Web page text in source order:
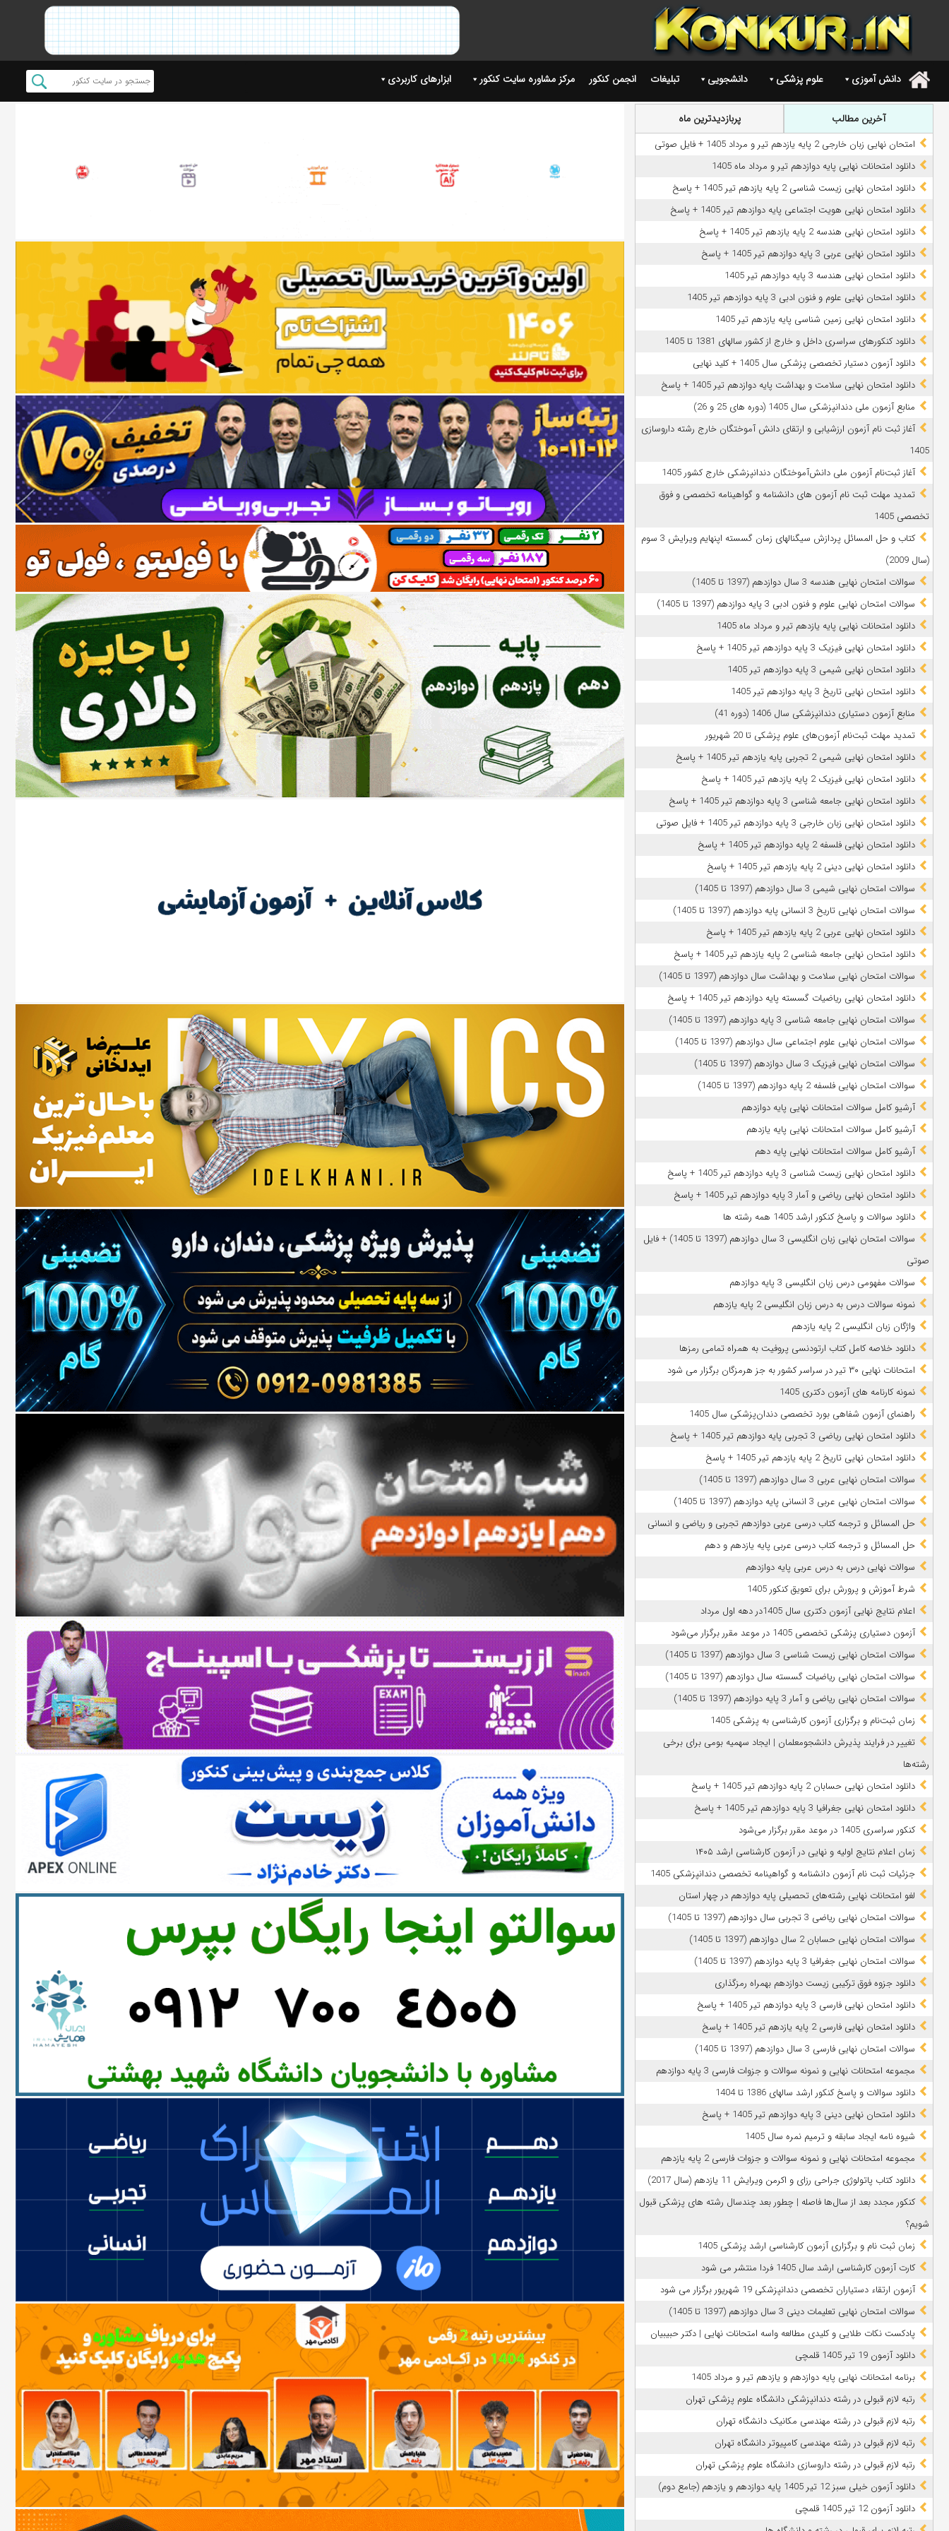
. دانش آموزی علوم پزشکی دانشجویی تبلیغات انجمن کنکور مرکز مشاوره سایت کنکور ابزارهای کاربردی
آخرین مطالب پربازدیدترین ماه
امتحان نهایی زبان خارجی 2 پایه یازدهم تیر و مرداد 1405 + فایل صوتی
دانلود امتحانات نهایی پایه دوازدهم تیر و مرداد ماه 1405
دانلود امتحان نهایی زیست شناسی 2 پایه یازدهم تیر 1405 + پاسخ
دانلود امتحان نهایی هویت اجتماعی پایه دوازدهم تیر 1405 + پاسخ
دانلود امتحان نهایی هندسه 2 پایه یازدهم تیر 1405 + پاسخ
دانلود امتحان نهایی عربی 3 پایه دوازدهم تیر 1405 + پاسخ
دانلود امتحان نهایی هندسه 3 پایه دوازدهم تیر 1405
دانلود امتحان نهایی علوم و فنون ادبی 3 پایه دوازدهم تیر 1405
دانلود امتحان نهایی زمین شناسی پایه یازدهم تیر 1405
دانلود کنکورهای سراسری داخل و خارج از کشور سالهای 1381 تا 1405
دانلود آزمون دستیار تخصصی پزشکی سال 1405 + کلید نهایی
دانلود امتحان نهایی سلامت و بهداشت پایه دوازدهم تیر 1405 + پاسخ
ﻣﻨﺎﺑﻊ آزﻣﻮن ﻣﻠﯽ دندانپزشکی سال 1405 (دوره های 25 و 26)
آغاز ثبت نام آزمون‌ ارزشیابی و ارتقای دانش آموختگان خارج رشته داروسازی
1405
آغاز ثبت‌نام آزمون ملی دانش‌آموختگان دندانپزشکی خارج کشور 1405
تمدید مهلت ثبت نام آزمون های دانشنامه و گواهینامه تخصصی و فوق
تخصصی 1405
کتاب و حل المسائل پردازش سیگنالهای زمان گسسته اپنهایم ویرایش 3 سوم
(سال 2009)
سوالات امتحان نهایی هندسه 3 سال دوازدهم (1397 تا 1405)
سوالات امتحان نهایی علوم و فنون ادبی 3 پایه دوازدهم (1397 تا 1405)
دانلود امتحانات نهایی پایه یازدهم تیر و مرداد ماه 1405
دانلود امتحان نهایی فیزیک 3 پایه دوازدهم تیر 1405 + پاسخ
دانلود امتحان نهایی شیمی 3 پایه دوازدهم تیر 1405
دانلود امتحان نهایی تاریخ 3 پایه دوازدهم تیر 1405
منابع آزمون دستیاری دندانپزشکی سال 1406 (دوره 41)
تمدید مهلت ثبت‌نام آزمون‌های علوم پزشکی تا 20 شهریور
دانلود امتحان نهایی شیمی 2 تجربی پایه یازدهم تیر 1405 + پاسخ
دانلود امتحان نهایی فیزیک 2 پایه یازدهم تیر 1405 + پاسخ
دانلود امتحان نهایی جامعه شناسی 3 پایه دوازدهم تیر 1405 + پاسخ
دانلود امتحان نهایی زبان خارجی 3 پایه دوازدهم تیر 1405 + فایل صوتی
دانلود امتحان نهایی فلسفه 2 پایه دوازدهم تیر 1405 + پاسخ
دانلود امتحان نهایی دینی 2 پایه یازدهم تیر 1405 + پاسخ
سوالات امتحان نهایی شیمی 3 سال دوازدهم (1397 تا 1405)
سوالات امتحان نهایی تاریخ 3 انسانی پایه دوازدهم (1397 تا 1405)
دانلود امتحان نهایی عربی 2 پایه یازدهم تیر 1405 + پاسخ
دانلود امتحان نهایی جامعه شناسی 2 پایه یازدهم تیر 1405 + پاسخ
سوالات امتحان نهایی سلامت و بهداشت سال دوازدهم (1397 تا 1405)
دانلود امتحان نهایی ریاضیات گسسته پایه دوازدهم تیر 1405 + پاسخ
سوالات امتحان نهایی جامعه شناسی 3 پایه دوازدهم (1397 تا 1405)
سوالات امتحان نهایی علوم اجتماعی سال دوازدهم (1397 تا 1405)
سوالات امتحان نهایی فیزیک 3 سال دوازدهم (1397 تا 1405)
سوالات امتحان نهایی فلسفه 2 پایه دوازدهم (1397 تا 1405)
آرشیو کامل سوالات امتحانات نهایی پایه دوازدهم
آرشیو کامل سوالات امتحانات نهایی پایه یازدهم
آرشیو کامل سوالات امتحانات نهایی پایه دهم
دانلود امتحان نهایی زیست شناسی 3 پایه دوازدهم تیر 1405 + پاسخ
دانلود امتحان نهایی ریاضی و آمار 3 پایه دوازدهم تیر 1405 + پاسخ
دانلود سوالات و پاسخ کنکور ارشد 1405 همه رشته ها
سوالات امتحان نهایی زبان انگلیسی 3 سال دوازدهم (1397 تا 1405) + فایل
صوتی
سوالات مفهومی درس زبان انگلیسی 3 پایه دوازدهم
نمونه سوالات درس به درس زبان انگلیسی 2 پایه یازدهم
واژگان زبان انگلیسی 2 پایه یازدهم
دانلود خلاصه کامل کتاب ارتودنسی پروفیت به همراه تمامی رمزها
امتحانات نهایی ۳۰ تیر در سراسر کشور به جز هرمزگان برگزار می شود
نمونه کارنامه های آزمون دکتری 1405
راهنمای آزمون شفاهی بورد تخصصی دندان‌پزشکی سال 1405
دانلود امتحان نهایی ریاضی 3 تجربی پایه دوازدهم تیر 1405 + پاسخ
دانلود امتحان نهایی تاریخ 2 پایه یازدهم تیر 1405 + پاسخ
سوالات امتحان نهایی عربی 3 سال دوازدهم (1397 تا 1405)
سوالات امتحان نهایی عربی 3 انسانی پایه دوازدهم (1397 تا 1405)
حل المسائل و ترجمه کتاب درسی عربی دوازدهم تجربی و ریاضی و انسانی
حل المسائل و ترجمه کتاب درسی عربی پایه یازدهم و دهم
سوالات نهایی درس به درس عربی پایه دوازدهم
شرط آموزش و پرورش برای تعویق کنکور 1405
اعلام نتایج نهایی آزمون دکتری سال 1405در دهه اول مرداد
آزمون دستیاری پزشکی تخصصی 1405 در موعد مقرر برگزار می‌شود
سوالات امتحان نهایی زیست شناسی 3 سال دوازدهم (1397 تا 1405)
سوالات امتحان نهایی ریاضیات گسسته سال دوازدهم (1397 تا 1405)
سوالات امتحان نهایی ریاضی و آمار 3 پایه دوازدهم (1397 تا 1405)
زمان ثبت‌نام و برگزاری آزمون کارشناسی به پزشکی 1405
تغییر در فرایند پذیرش دانشجومعلمان | ایجاد سهمیه بومی برای برخی
رشته‌ها
دانلود امتحان نهایی حسابان 2 پایه دوازدهم تیر 1405 + پاسخ
دانلود امتحان نهایی جغرافیا 3 پایه دوازدهم تیر 1405 + پاسخ
کنکور سراسری 1405 در موعد مقرر برگزار می‌شود
زمان اعلام نتایج اولیه و نهایی در آزمون کارشناسی ارشد ۱۴۰۵
جزئیات ثبت نام آزمون دانشنامه و گواهینامه تخصصی دندانپزشکی 1405
لغو امتحانات نهایی رشته‌های تحصیلی پایه دوازدهم در چهار استان
سوالات امتحان نهایی ریاضی 3 تجربی سال دوازدهم (1397 تا 1405)
سوالات امتحان نهایی حسابان 2 سال دوازدهم (1397 تا 1405)
سوالات امتحان نهایی جغرافیا 3 پایه دوازدهم (1397 تا 1405)
دانلود جزوه فوق ترکیبی زیست دوازدهم بهمراه رمزگذاری
دانلود امتحان نهایی فارسی 3 پایه دوازدهم تیر 1405 + پاسخ
دانلود امتحان نهایی فارسی 2 پایه یازدهم تیر 1405 + پاسخ
سوالات امتحان نهایی فارسی 3 سال دوازدهم (1397 تا 1405)
مجموعه امتحانات نهایی و نمونه سوالات و جزوات فارسی 3 پایه دوازدهم
دانلود سوالات و پاسخ کنکور ارشد سالهای 1386 تا 1404
دانلود امتحان نهایی دینی 3 پایه دوازدهم تیر 1405 + پاسخ
شیوه نامه ایجاد سابقه و ترمیم نمره سال 1405
مجموعه امتحانات نهایی و نمونه سوالات و جزوات فارسی 2 پایه یازدهم
دانلود کتاب پاتولوژی جراحی رزای و اکرمن ویرایش 11 یازدهم (سال 2017)
کنکور مجدد بعد از سال‌ها فاصله | چطور بعد چندسال رشته‌ های پزشکی قبول
شویم؟
زمان ثبت نام و برگزاری آزمون کارشناسی ارشد پزشکی 1405
کارت آزمون کارشناسی ارشد سال 1405 فردا منتشر می شود
آزمون ارتقاء دستیاران تخصصی دندانپزشکی 19 شهریور برگزار می شود
سوالات امتحان نهایی تعلیمات دینی 3 سال دوازدهم (1397 تا 1405)
پادکست نکات طلایی و کلیدی مطالعه واسه امتحانات نهایی | دکتر حبیبیان
دانلود آزمون 19 تیر 1405 قلمچی
برنامه امتحانات نهایی پایه دوازدهم و یازدهم تیر و مرداد 1405
رتبه لازم قبولی در رشته دندانپزشکی دانشگاه علوم پزشکی تهران
رتبه لازم قبولی در رشته مهندسی مکانیک دانشگاه تهران
رتبه لازم قبولی در رشته مهندسی کامپیوتر دانشگاه تهران
رتبه لازم قبولی در رشته داروسازی دانشگاه علوم پزشکی تهران
دانلود آزمون خیلی سبز 12 تیر 1405 پایه دوازدهم و یازدهم (جامع دوم)
دانلود آزمون 12 تیر 1405 قلمچی